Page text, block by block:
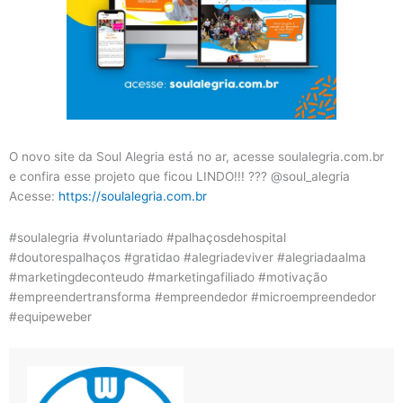
O novo site da Soul Alegria está no ar, acesse soulalegria.com.br
e confira esse projeto que ficou LINDO!!! ??? @soul_alegria
Acesse: https://soulalegria.com.br
#soulalegria #voluntariado #palhaçosdehospital
#doutorespalhaços #gratidao #alegriadeviver #alegriadaalma
#marketingdeconteudo #marketingafiliado #motivação
#empreendertransforma #empreendedor #microempreendedor
#equipeweber